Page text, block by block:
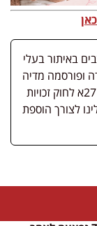
באיתור בעלי
ופורסמה מדיה
שבעליה אינו ידוע, השימוש נעשה לפי סעיף 27א לחוק זכויות
לצורך הוספת